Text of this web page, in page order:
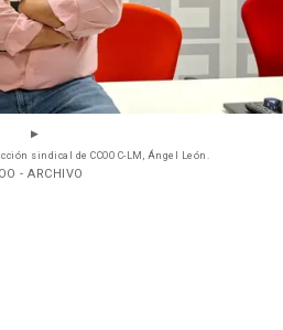
sindical de CCOO C-LM, Ángel León.
- ARCHIVO